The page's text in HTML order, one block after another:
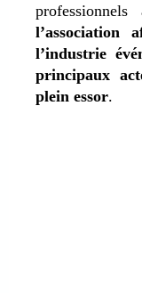
l’association
l’industrie
principaux
plein essor.